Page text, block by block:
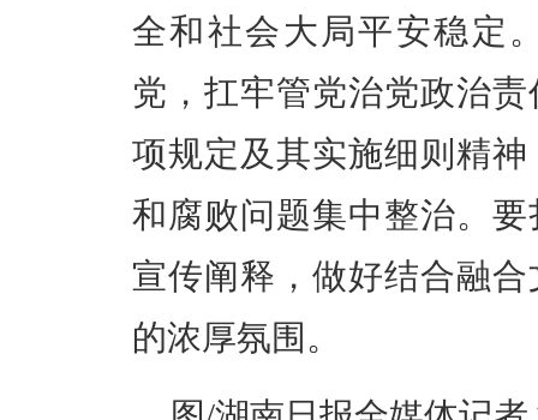
全和社会大局平安稳定
党，扛牢管党治党政治
项规定及其实施细则精
和腐败问题集中整治。
宣传阐释，做好结合融
的浓厚氛围。